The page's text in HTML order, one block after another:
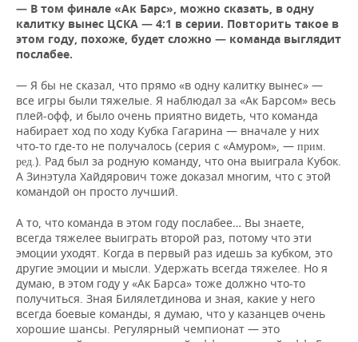
— В том финале «Ак Барс», можно сказать, в одну
калитку вынес ЦСКА — 4:1 в серии. Повторить такое в
этом году, похоже, будет сложно — команда выглядит
послабее.
— Я бы не сказал, что прямо «в одну калитку вынес» —
все игры были тяжелые. Я наблюдал за «Ак Барсом» весь
плей-офф, и было очень приятно видеть, что команда
набирает ход по ходу Кубка Гагарина — вначале у них
что-то где-то не получалось (серия с «Амуром», — прим.
ред.). Рад был за родную команду, что она выиграла Кубок.
А Зинэтула Хайдярович тоже доказал многим, что с этой
командой он просто лучший.
А то, что команда в этом году послабее… Вы знаете,
всегда тяжелее выиграть второй раз, потому что эти
эмоции уходят. Когда в первый раз идешь за кубком, это
другие эмоции и мысли. Удержать всегда тяжелее. Но я
думаю, в этом году у «Ак Барса» тоже должно что-то
получиться. Зная Билялетдинова и зная, какие у него
всегда боевые команды, я думаю, что у казанцев очень
хорошие шансы. Регулярный чемпионат — это